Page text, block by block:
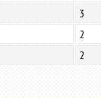
3
2
2